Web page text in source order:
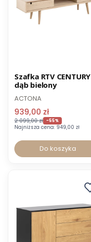
Promocja
Wysyłka 24h
Szafka RTV CENTURY
dąb bielony
ACTONA
939,00 zł
2 099,00 zł -55%
Najniższa cena: 949,00 zł
Do koszyka